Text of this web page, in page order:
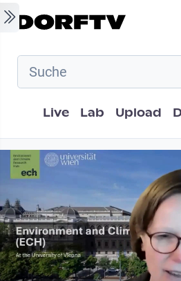
Skip to main content
Hauptnavigation
Live Lab Upload